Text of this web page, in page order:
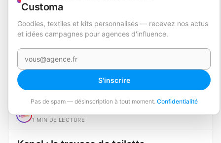
Customa
Goodies, textiles et kits personnalisés — recevez nos actus
et idées campagnes pour agences d'influence.
Votre e-mail
S'inscrire
Pas de spam — désinscription à tout moment. Confidentialité
1 MIN DE LECTURE